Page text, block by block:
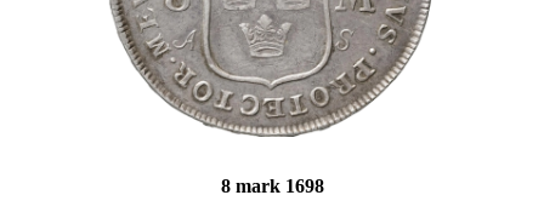
8 mark 1698